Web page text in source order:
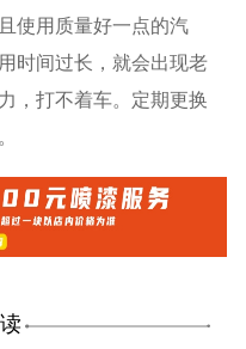
使用质量好一点的汽
时间过长，就会出现老
，打不着车。定期更换